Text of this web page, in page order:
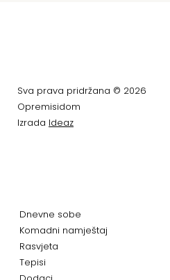
Sva prava pridržana © 2026
Opremisidom
Izrada Ideaz
Dnevne sobe
Komadni namještaj
Rasvjeta
Tepisi